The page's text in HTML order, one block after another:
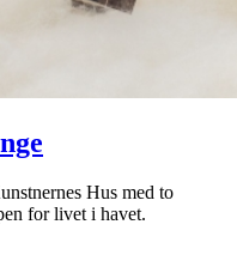
Hus med to
for livet i havet.